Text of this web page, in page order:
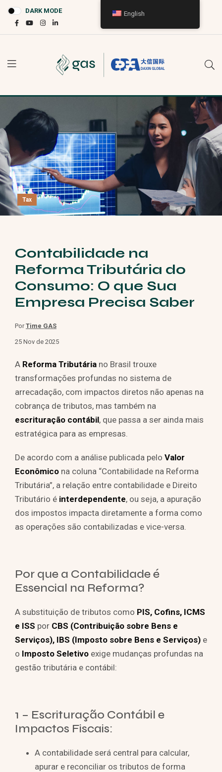
DARK MODE
Tax
Contabilidade na
Reforma Tributária do
Consumo: O que Sua
Empresa Precisa Saber
PorTime GAS
25 Nov de 2025
A Reforma Tributária no Brasil trouxe
transformações profundas no sistema de
arrecadação, com impactos diretos não apenas na
cobrança de tributos, mas também na
escrituração contábil, que passa a ser ainda mais
estratégica para as empresas.
De acordo com a análise publicada pelo Valor
Econômico na coluna “Contabilidade na Reforma
Tributária”, a relação entre contabilidade e Direito
Tributário é interdependente, ou seja, a apuração
dos impostos impacta diretamente a forma como
as operações são contabilizadas e vice-versa.
Por que a Contabilidade é
Essencial na Reforma?
A substituição de tributos como PIS, Cofins, ICMS
e ISS por CBS (Contribuição sobre Bens e
Serviços), IBS (Imposto sobre Bens e Serviços) e
o Imposto Seletivo exige mudanças profundas na
gestão tributária e contábil:
1 – Escrituração Contábil e
Impactos Fiscais:
A contabilidade será central para calcular,
apurar e reconciliar os tributos de forma
English